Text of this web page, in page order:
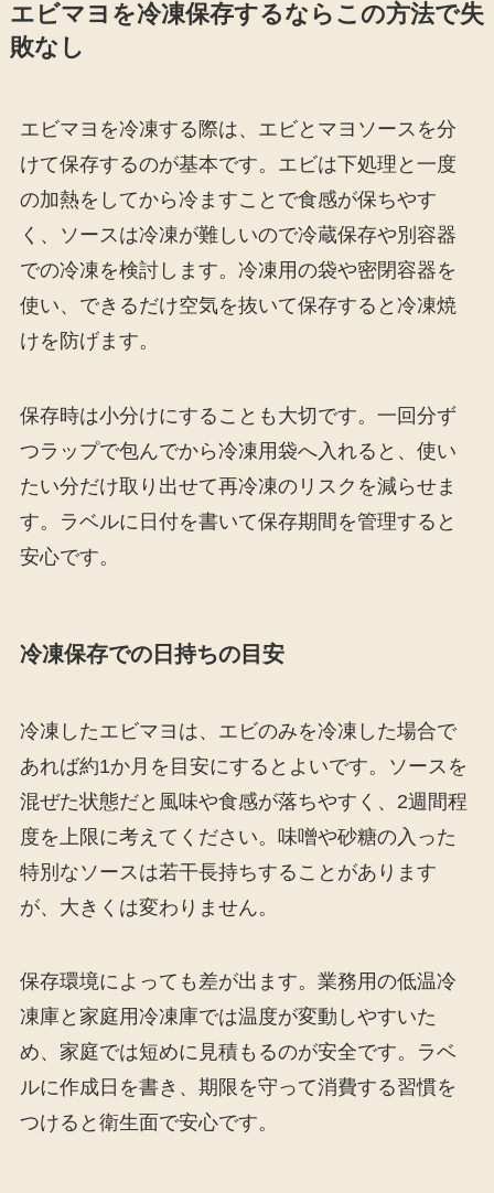
エビマヨを冷凍保存するならこの方法で失
敗なし
エビマヨを冷凍する際は、エビとマヨソースを分
けて保存するのが基本です。エビは下処理と一度
の加熱をしてから冷ますことで食感が保ちやす
く、ソースは冷凍が難しいので冷蔵保存や別容器
での冷凍を検討します。冷凍用の袋や密閉容器を
使い、できるだけ空気を抜いて保存すると冷凍焼
けを防げます。
保存時は小分けにすることも大切です。一回分ず
つラップで包んでから冷凍用袋へ入れると、使い
たい分だけ取り出せて再冷凍のリスクを減らせま
す。ラベルに日付を書いて保存期間を管理すると
安心です。
冷凍保存での日持ちの目安
冷凍したエビマヨは、エビのみを冷凍した場合で
あれば約1か月を目安にするとよいです。ソースを
混ぜた状態だと風味や食感が落ちやすく、2週間程
度を上限に考えてください。味噌や砂糖の入った
特別なソースは若干長持ちすることがあります
が、大きくは変わりません。
保存環境によっても差が出ます。業務用の低温冷
凍庫と家庭用冷凍庫では温度が変動しやすいた
め、家庭では短めに見積もるのが安全です。ラベ
ルに作成日を書き、期限を守って消費する習慣を
つけると衛生面で安心です。